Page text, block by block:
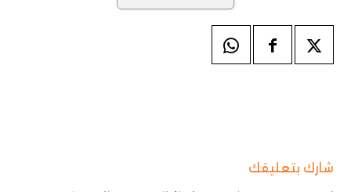
شارك بتعليقك